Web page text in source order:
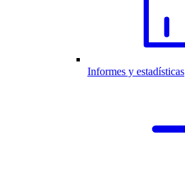
Informes y estadísticas